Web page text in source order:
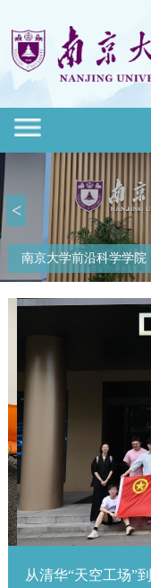
南京大学前沿科学学院
<